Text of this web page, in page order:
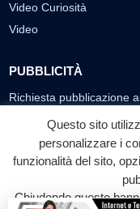
Video Curiosità
Video
PUBBLICITÀ
Richiesta pubblicazione
SEGUICI SUI SOCIAL
Questo sito
personalizzare i
funzionalità del sito,
Chiudendo questo